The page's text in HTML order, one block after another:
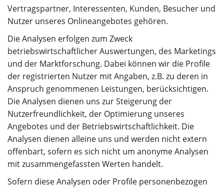
Vertragspartner, Interessenten, Kunden, Besucher und
Nutzer unseres Onlineangebotes gehören.
Die Analysen erfolgen zum Zweck
betriebswirtschaftlicher Auswertungen, des Marketings
und der Marktforschung. Dabei können wir die Profile
der registrierten Nutzer mit Angaben, z.B. zu deren in
Anspruch genommenen Leistungen, berücksichtigen.
Die Analysen dienen uns zur Steigerung der
Nutzerfreundlichkeit, der Optimierung unseres
Angebotes und der Betriebswirtschaftlichkeit. Die
Analysen dienen alleine uns und werden nicht extern
offenbart, sofern es sich nicht um anonyme Analysen
mit zusammengefassten Werten handelt.
Sofern diese Analysen oder Profile personenbezogen